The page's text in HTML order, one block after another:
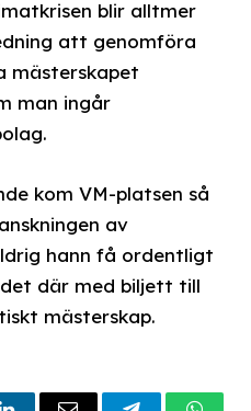
blir alltmer
att genomföra
mästerskapet
man ingår
kom VM-platsen så
av
hann få ordentligt
där med biljett till
mästerskap.